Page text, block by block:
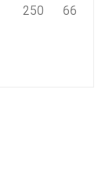
250 66